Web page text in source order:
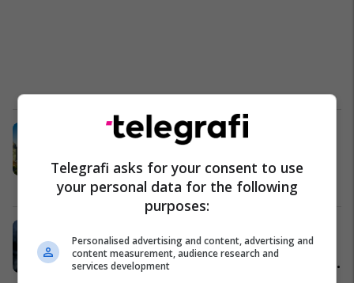
Qyteti më i mirë në botë për të
punuar nga shtëpia është
Melbourne, publikohet lista e
dhjetëshes – sa kushton të jetosh
në San Francisco?
Botë 05/07/2021
drejtën e organizimit të ndeshjeve
tri qyteteve të mëdha evropiane për
Telegrafi asks for your consent to use
your personal data for the following
purposes:
Personalised advertising and content, advertising and
content measurement, audience research and
services development